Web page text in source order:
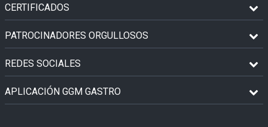
CERTIFICADOS
PATROCINADORES ORGULLOSOS
REDES SOCIALES
APLICACIÓN GGM GASTRO